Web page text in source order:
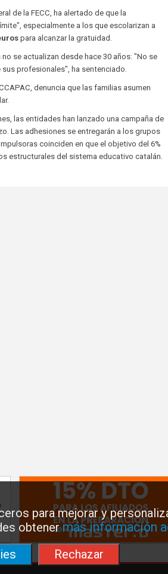
para mejorar y
obtenermás información
Rechazar
de la FECC, ha alertado de que la
especialmente a los que escolarizan a
para alcanzar la gratuidad.
se actualizan desde hace 30 años: "No se
profesionales", ha sentenciado.
denuncia que las familias asumen
las entidades han lanzado una campaña de
Las adhesiones se entregarán a los grupos
coinciden en que el objetivo del 6%
estructurales del sistema educativo catalán.